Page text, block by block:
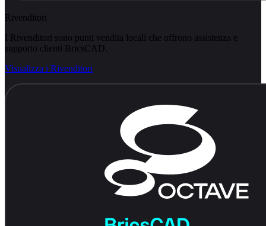
Rivenditori
I Rivenditori sono punti vendita locali che offrono assistenza e
supporto clienti BricsCAD.
Visualizza i Rivenditori